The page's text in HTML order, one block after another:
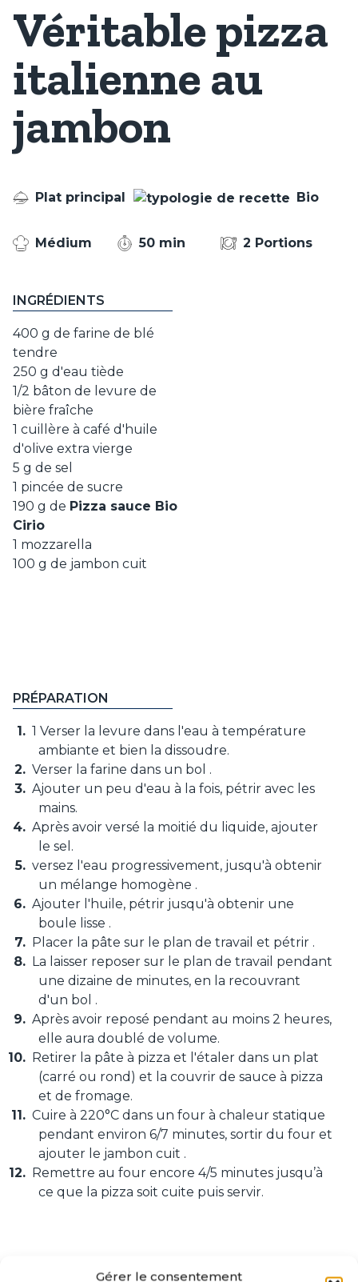
Gérer le consentement
Véritable pizza
italienne au
jambon
Plat principal Bio
Médium 50 min 2 Portions
INGRÉDIENTS
400 g de farine de blé
tendre
250 g d'eau tiède
1/2 bâton de levure de
bière fraîche
1 cuillère à café d'huile
d'olive extra vierge
5 g de sel
1 pincée de sucre
190 g de Pizza sauce Bio
Cirio
1 mozzarella
100 g de jambon cuit
PRÉPARATION
1 Verser la levure dans l'eau à température
ambiante et bien la dissoudre.
Verser la farine dans un bol .
Ajouter un peu d'eau à la fois, pétrir avec les
mains.
Après avoir versé la moitié du liquide, ajouter
le sel.
versez l'eau progressivement, jusqu'à obtenir
un mélange homogène .
Ajouter l'huile, pétrir jusqu'à obtenir une
boule lisse .
Placer la pâte sur le plan de travail et pétrir .
La laisser reposer sur le plan de travail pendant
une dizaine de minutes, en la recouvrant
d'un bol .
Après avoir reposé pendant au moins 2 heures,
elle aura doublé de volume.
Retirer la pâte à pizza et l'étaler dans un plat
(carré ou rond) et la couvrir de sauce à pizza
et de fromage.
Cuire à 220°C dans un four à chaleur statique
pendant environ 6/7 minutes, sortir du four et
ajouter le jambon cuit .
Remettre au four encore 4/5 minutes jusqu’à
ce que la pizza soit cuite puis servir.